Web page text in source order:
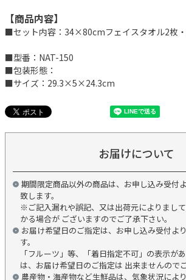
【商品内容】
■セット内容：34×80cmフェイスタオル2枚
■型番：NAT-150
■包装形態：
■サイズ：29.3×5×24.3cm
お届けについて
期間限定商品以外の商品は、お申し込み受付
致します。
※ご記入漏れや誤記、又は出荷元によりまし
かる場合が ございますのでご了承下さい。
お届け希望日のご指定は、お申し込み受付よ
す。
「フルーツ」等、「着日指定不可」の表示が
は、お届け希望日のご指定は 出来ませんので
農産物・海産物など生鮮品は、気象状況によ